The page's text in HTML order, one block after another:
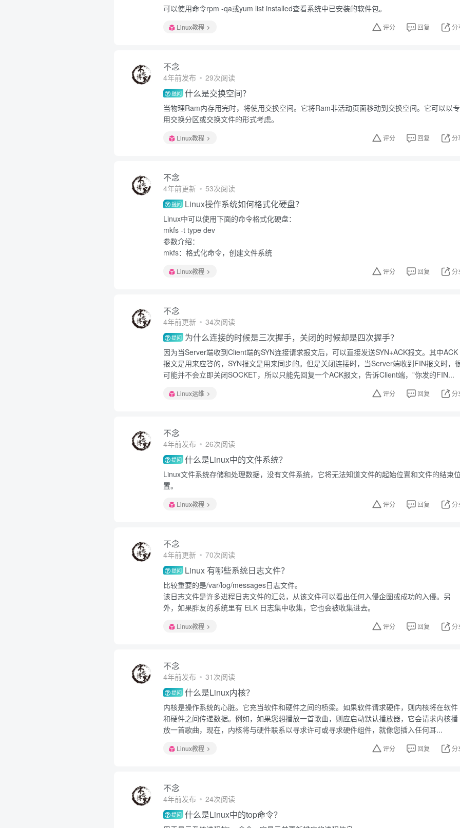
可以使用命令rpm -qa或yum list installed查看系统中已安装的软件包。
Linux教程 评分 回复 分
不念
4年前发布 29次阅读
提问 什么是交换空间？
当物理Ram内存用完时，将使用交换空间。它将Ram非活动页面移动到交换空间。它可以以专
用交换分区或交换文件的形式考虑。
Linux教程 评分 回复 分
不念
4年前更新 53次阅读
提问 Linux操作系统如何格式化硬盘？
Linux中可以使用下面的命令格式化硬盘：
mkfs -t type dev
参数介绍：
mkfs：格式化命令，创建文件系统
Linux教程 评分 回复 分
不念
4年前更新 34次阅读
提问 为什么连接的时候是三次握手，关闭的时候却是四次握手？
因为当Server端收到Client端的SYN连接请求报文后，可以直接发送SYN+ACK报文。其中ACK
报文是用来应答的，SYN报文是用来同步的。但是关闭连接时，当Server端收到FIN报文时，
可能并不会立即关闭SOCKET，所以只能先回复一个ACK报文，告诉Client端，”你发的FIN...
Linux运维 评分 回复 分
不念
4年前发布 26次阅读
提问 什么是Linux中的文件系统？
Linux文件系统存储和处理数据，没有文件系统，它将无法知道文件的起始位置和文件的结束
置。
Linux教程 评分 回复 分
不念
4年前更新 70次阅读
提问 Linux 有哪些系统日志文件？
比较重要的是/var/log/messages日志文件。
该日志文件是许多进程日志文件的汇总，从该文件可以看出任何入侵企图或成功的入侵。另
外，如果胖友的系统里有 ELK 日志集中收集，它也会被收集进去。
Linux教程 评分 回复 分
不念
4年前发布 31次阅读
提问 什么是Linux内核？
内核是操作系统的心脏。它充当软件和硬件之间的桥梁。如果软件请求硬件，则内核将在软件
和硬件之间传递数据。例如，如果您想播放一首歌曲，则应启动默认播放器，它会请求内核播
放一首歌曲，现在，内核将与硬件联系以寻求许可或寻求硬件组件，就像您插入任何耳...
Linux教程 评分 回复 分
不念
4年前发布 24次阅读
提问 什么是Linux中的top命令？